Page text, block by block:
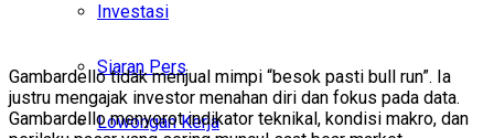
Investasi
Siaran Pers
Lowongan Kerja
Gambardello tidak menjual mimpi “besok pasti bull run”. Ia
justru mengajak investor menahan diri dan fokus pada data.
Gambardello menyorot indikator teknikal, kondisi makro, dan